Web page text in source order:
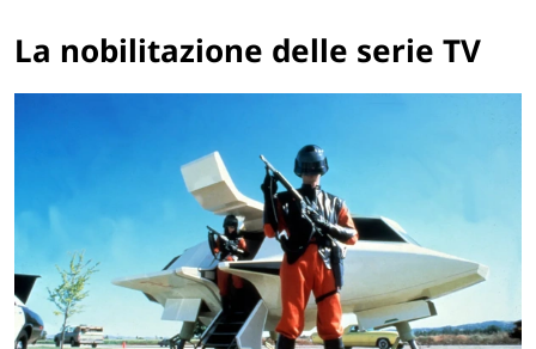
La nobilitazione delle serie TV